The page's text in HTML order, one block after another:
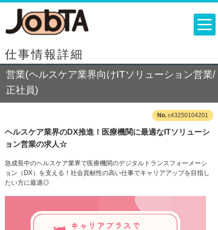
仕事情報詳細
営業(ヘルスケア業界向けITソリューション営業/
正社員)
c43250104201
ヘルスケア業界のDX推進！医療機関に最適なITソリューシ
ョン営業の求人☆
急成長中のヘルスケア業界で医療機関のデジタルトランスフォーメーシ
ョン（DX）を支える！社会貢献性の高い仕事でキャリアアップを目指し
たい方に最適◎